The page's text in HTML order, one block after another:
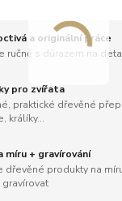
a originální práce
ručně s důrazem na
pro zvířata
praktické dřevěné
králíky...
míru + gravírování
dřevěné produkty na
gravírovat